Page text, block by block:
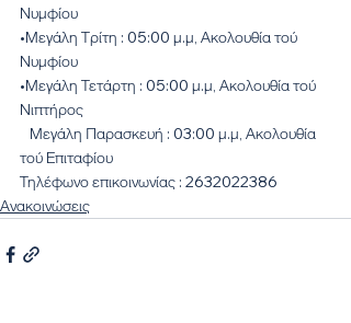
Νυμφίου
•Μεγάλη Τρίτη : 05:00 μ.μ, Ακολουθία τού
Νυμφίου
•Μεγάλη Τετάρτη : 05:00 μ.μ, Ακολουθία τού
Νιπτήρος
τού Επιταφίου
Τηλέφωνο επικοινωνίας : 2632022386
Ανακοινώσεις